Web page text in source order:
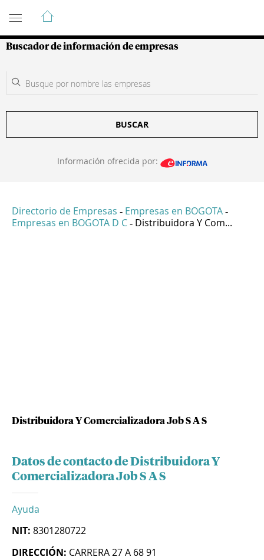
Guía de Empresas Colombianas
Buscador de información de empresas
BUSCAR
Información ofrecida por:
Directorio de Empresas - Empresas en BOGOTA -
Empresas en BOGOTA D C - Distribuidora Y Com...
Distribuidora Y Comercializadora Job S A S
Datos de contacto de Distribuidora Y
Comercializadora Job S A S
Ayuda
NIT: 8301280722
DIRECCIÓN: CARRERA 27 A 68 91